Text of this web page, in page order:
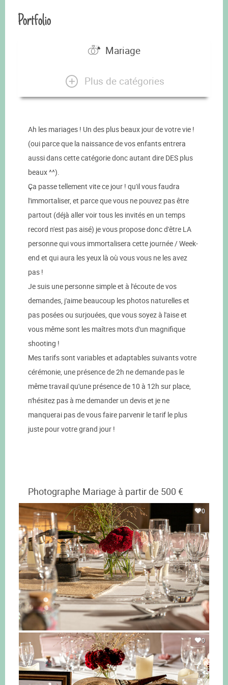
Portfolio
Mariage
Plus de catégories
Ah les mariages ! Un des plus beaux jour de votre vie !
(oui parce que la naissance de vos enfants entrera
aussi dans cette catégorie donc autant dire DES plus
beaux ^^).
Ça passe tellement vite ce jour ! qu'il vous faudra
l'immortaliser, et parce que vous ne pouvez pas être
partout (déjà aller voir tous les invités en un temps
record n'est pas aisé) je vous propose donc d'être LA
personne qui vous immortalisera cette journée / Week-
end et qui aura les yeux là où vous vous ne les avez
pas !
Je suis une personne simple et à l'écoute de vos
demandes, j'aime beaucoup les photos naturelles et
pas posées ou surjouées, que vous soyez à l'aise et
vous même sont les maîtres mots d'un magnifique
shooting !
Mes tarifs sont variables et adaptables suivants votre
cérémonie, une présence de 2h ne demande pas le
même travail qu'une présence de 10 à 12h sur place,
n'hésitez pas à me demander un devis et je ne
manquerai pas de vous faire parvenir le tarif le plus
juste pour votre grand jour !
Photographe Mariage à partir de 500 €
0
0